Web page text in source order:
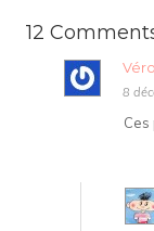
12
8
Ces